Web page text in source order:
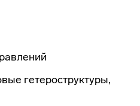
гетероструктуры,